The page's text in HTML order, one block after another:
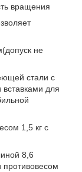
вращения
не
стали с
для
1,5 кг с
8,6